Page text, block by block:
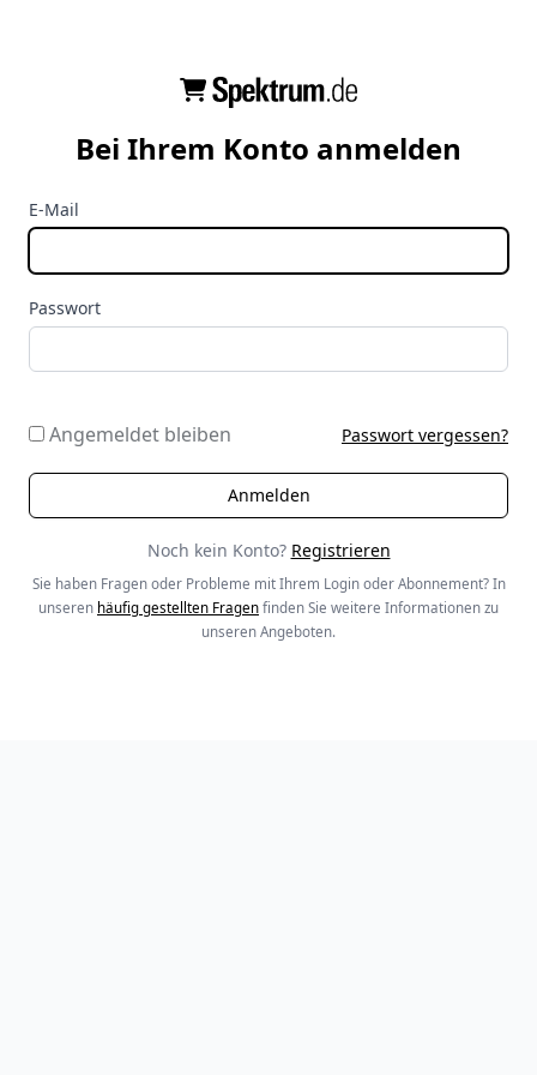
Bei Ihrem Konto anmelden
E-Mail
Passwort
Angemeldet bleiben Passwort vergessen?
Noch kein Konto? Registrieren
Sie haben Fragen oder Probleme mit Ihrem Login oder Abonnement? In
unseren häufig gestellten Fragen finden Sie weitere Informationen zu
unseren Angeboten.